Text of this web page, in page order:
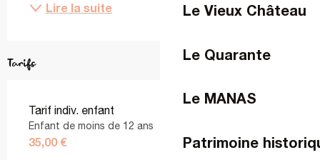
Le Vieux Château
Le Quarante
Le MANAS
Patrimoine
Lire la suite
Tarifs
Tarif indiv. enfant
Enfant de moins de 12 ans
35,00 €